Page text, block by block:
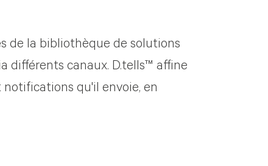
de la bibliothèque de solutions
différents canaux. D.tells™ affine
qu'il envoie, en